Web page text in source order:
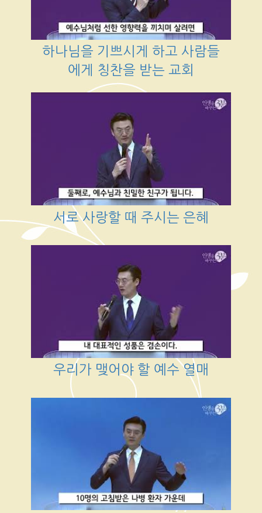
하나님을 기쁘시게 하고 사람들
에게 칭찬을 받는 교회
서로 사랑할 때 주시는 은혜
우리가 맺어야 할 예수 열매